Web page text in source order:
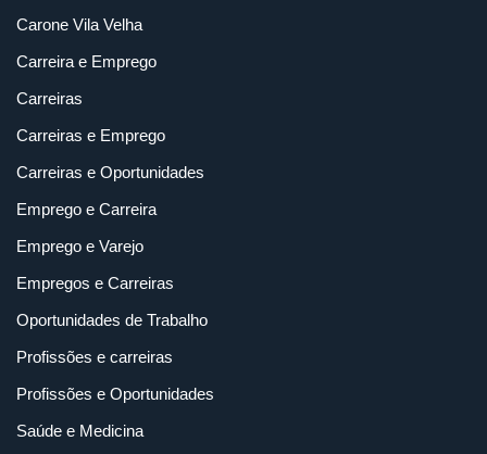
Carone Vila Velha
Carreira e Emprego
Carreiras
Carreiras e Emprego
Carreiras e Oportunidades
Emprego e Carreira
Emprego e Varejo
Empregos e Carreiras
Oportunidades de Trabalho
Profissões e carreiras
Profissões e Oportunidades
Saúde e Medicina